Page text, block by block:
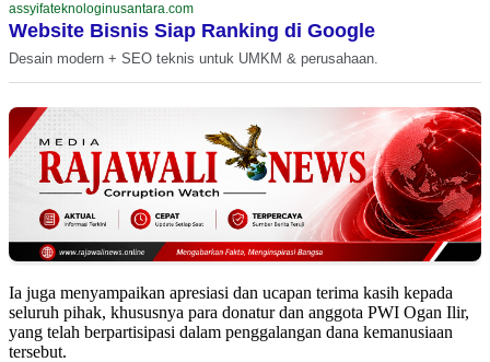
assyifateknologinusantara.com
Website Bisnis Siap Ranking di Google
Desain modern + SEO teknis untuk UMKM & perusahaan.
Ia juga menyampaikan apresiasi dan ucapan terima kasih kepada
seluruh pihak, khususnya para donatur dan anggota PWI Ogan Ilir,
yang telah berpartisipasi dalam penggalangan dana kemanusiaan
tersebut.